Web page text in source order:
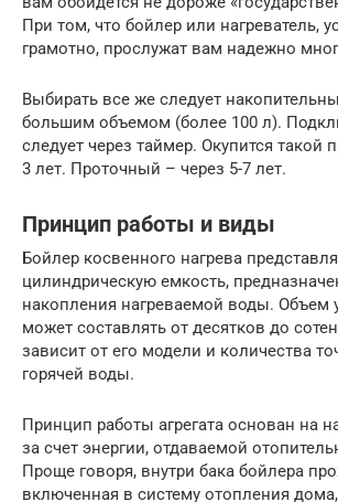
При том, что бойлер или нагреватель,
грамотно, прослужат вам надежно
Выбирать все же следует
большим объемом (более 100 л).
следует через таймер. Окупится такой
3 лет. Проточный – через 5-7 лет.
Принцип работы и виды
Бойлер косвенного нагрева
цилиндрическую емкость,
накопления нагреваемой воды. Объем
может составлять от десятков до
зависит от его модели и количества
горячей воды.
Принцип работы агрегата основан на
за счет энергии, отдаваемой
Проще говоря, внутри бака бойлера
включенная в систему отопления